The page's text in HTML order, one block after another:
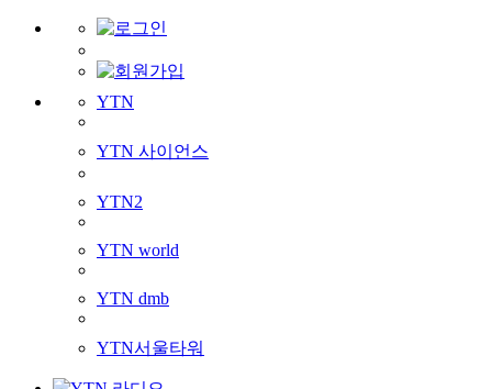
YTN
YTN 사이언스
YTN2
YTN world
YTN dmb
YTN서울타워